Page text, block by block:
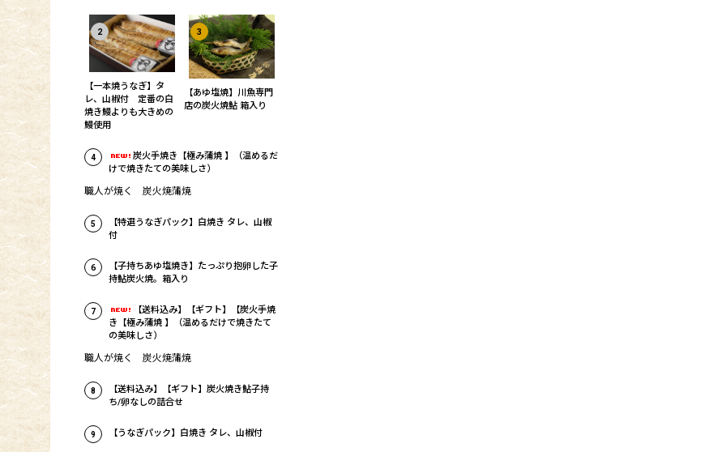
2
【一本焼うなぎ】タ
レ、山椒付 定番の白
焼き鰻よりも大きめの
鰻使用
3
【あゆ塩焼】川魚専門
店の炭火焼鮎 箱入り
4
炭火手焼き【極み蒲焼 】（温めるだ
けで焼きたての美味しさ）
職人が焼く 炭火焼蒲焼
5
【特選うなぎパック】白焼き タレ、山椒
付
6
【子持ちあゆ塩焼き】たっぷり抱卵した子
持鮎炭火焼。箱入り
7
【送料込み】【ギフト】【炭火手焼
き【極み蒲焼 】（温めるだけで焼きたて
の美味しさ）
職人が焼く 炭火焼蒲焼
8
【送料込み】【ギフト】炭火焼き鮎子持
ち/卵なしの詰合せ
9 【うなぎパック】白焼き タレ、山椒付